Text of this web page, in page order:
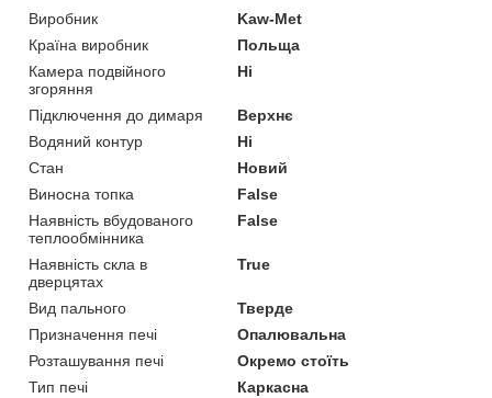
Виробник
Kaw-Met
Країна виробник
Польща
Камера подвійного
згоряння
Ні
Підключення до димаря
Верхнє
Водяний контур
Ні
Стан
Новий
Виносна топка
False
Наявність вбудованого
теплообмінника
False
Наявність скла в
дверцятах
True
Вид пального
Тверде
Призначення печі
Опалювальна
Розташування печі
Окремо стоїть
Тип печі
Каркасна